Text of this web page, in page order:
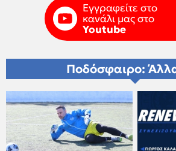
Εγγραφείτε στο
κανάλι μας στο
Youtube
Ποδόσφαιρο: